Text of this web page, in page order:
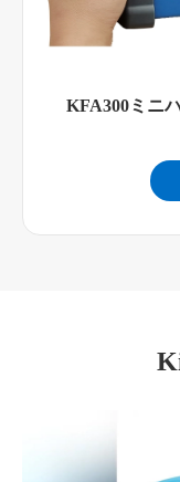
KFA300ミニ